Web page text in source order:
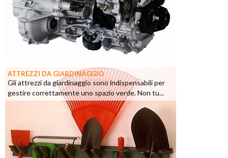
ATTREZZI DA GIARDINAGGIO
Gli attrezzi da giardinaggio sono indispensabili per
gestire correttamente uno spazio verde. Non tu...